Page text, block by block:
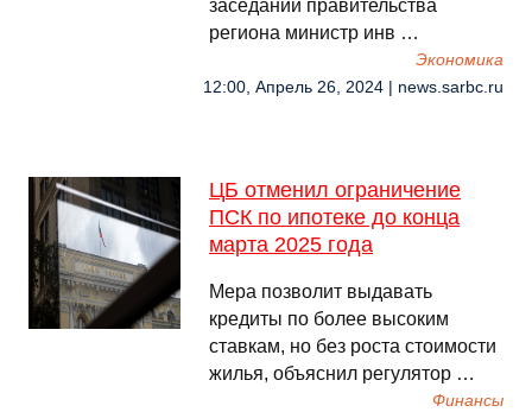
заседании правительства
региона министр инв …
Экономика
12:00, Апрель 26, 2024 | news.sarbc.ru
ЦБ отменил ограничение
ПСК по ипотеке до конца
марта 2025 года
Мера позволит выдавать
кредиты по более высоким
ставкам, но без роста стоимости
жилья, объяснил регулятор …
Финансы